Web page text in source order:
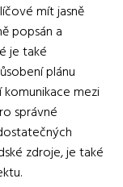
mít jasně
popsán a
je také
plánu
mezi
správné
zdroje, je také